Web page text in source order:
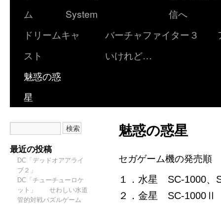
ム
System
信へ
ドリームキャ
スト
バーチャファイター３
いけれど…
魅惑の惑
星
最近の投稿
DC「デッドオアアライ
ブ２」
DC「チューチューロケ
ット」 せわしい水道
管的対戦パズルゲーム
魅惑の惑星
セガゲーム機の発売順
１．水星 SC-1000、
２．金星 SC-1000Ⅱ